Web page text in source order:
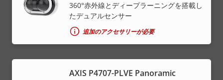
360°赤外線とディープラーニングを搭載し
たデュアルセンサー
追加のアクセサリーが必要
AXIS P4707-PLVE Panoramic